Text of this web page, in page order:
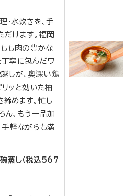
・水炊きを、手
だけます。福岡
も肉の豊かな
丁寧に包んだワ
しが、奥深い鶏
ッと効いた柚
めます。忙し
ん、もう一品加
手軽ながらも満
蒸し（税込567